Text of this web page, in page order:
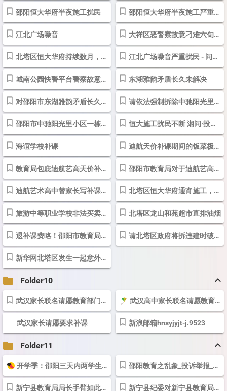
邵阳恒大华府半夜施工扰民 邵阳恒大华府半夜施工严重扰民 - 问政湖南 - 红网
江北广场噪音 大祥区恶警察故意刁难六旬老人太过分
北塔区恒大华府持续数月，深夜施工20200518 江北广场噪音严重扰民 - 问政湖南 - 红网
城南公园快警平台警察故意刁难六旬老人 - 问政湖南 - 红网 东湖雅韵矛盾长久未解决
对邵阳市东湖雅韵矛盾长久未解决 ”的回复 请依法强制拆除中驰阳光里小区 一栋二单元楼顶违规建设通信基站
邵阳市中驰阳光里小区一栋二单元楼顶违规建成四座通信基站 - 问政湖南 ... 恒大施工扰民不断 湘问·投诉直通车_华声在线
海谊学校补课 迪航天价补课期间的饭菜极其难吃 还吃出了虫子 湘问·投诉直通车_华声...
教育局包庇迪航艺高天价补课 湘问·投诉直通车_华声在线 邵阳市教育局对于迪航艺高强制性补课无动于衷 湘问·投诉直通车_华声...
迪航艺术高中替家长写补课承诺书 湘问·投诉直通车_华声在线 北塔区恒大华府通宵施工，扰民已久
旅游中等职业学校非法买卖生源，多数老师没有资质 北塔区龙山和苑超市直排油烟
退补课费咯！邵阳市教育局喊你来“领钱”_大湘网_腾讯网 请北塔区政府将拆违建时破坏的有证房屋恢复原样
新华网北塔区发生一起意外爆炸
folder Folder10 keyboard_arrow_up
武汉家长联名请愿教育部门：不让补课不公平-资讯视频-爱奇艺 武汉高中家长联名请愿教育部门:恢复周六校内补课（图） - 热点关注 - 中...
武汉家长请愿要求补课 新浪邮箱hnsyjyjt-j.9523
folder Folder11 keyboard_arrow_up
开学季：邵阳三天内两学生青春花凋零 石齐武职各一-搜狐 邵阳教育之乱象_投诉举报_投诉直通车_华声在线
新宁县教育局局长手臂如此之长_投诉举报_-第八页投诉直通车_华声在线 新宁县纪委对新宁县教育局长的投诉处理得怎么样了_投诉举报_投诉直通...